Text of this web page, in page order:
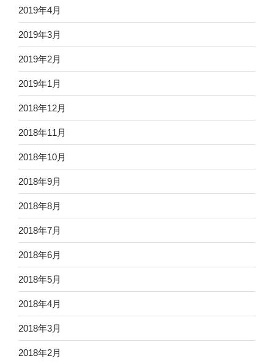
2019年4月
2019年3月
2019年2月
2019年1月
2018年12月
2018年11月
2018年10月
2018年9月
2018年8月
2018年7月
2018年6月
2018年5月
2018年4月
2018年3月
2018年2月